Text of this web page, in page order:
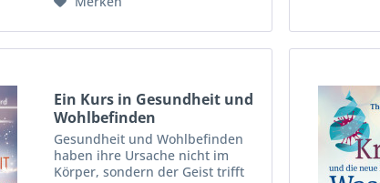
Ein Kurs in Gesundheit und
Wohlbefinden
Gesundheit und Wohlbefinden
haben ihre Ursache nicht im
Körper, sondern der Geist trifft